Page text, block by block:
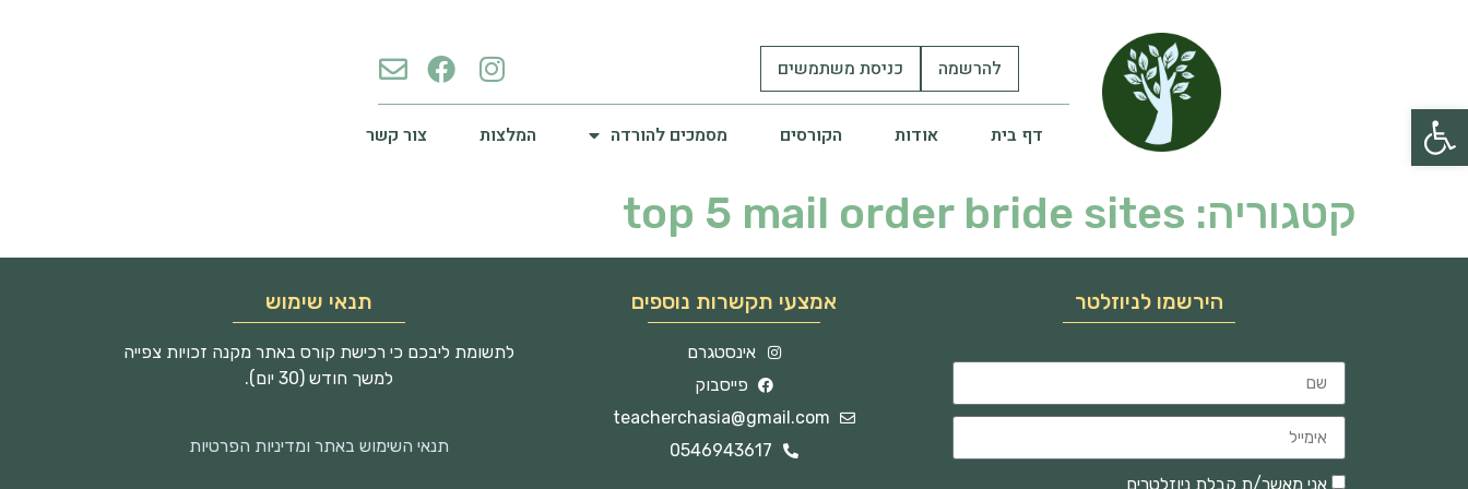
פתח סרגל נגישות
להרשמה כניסת משתמשים
דף בית אודות הקורסים מסמכים להורדה המלצות צור קשר
קטגוריה: top 5 mail order bride sites
הירשמו לניוזלטר
אני מאשר/ת קבלת ניוזלטרים
אמצעי תקשרות נוספים
אינסטגרם
פייסבוק
teacherchasia@gmail.com
0546943617
תנאי שימוש
לתשומת ליבכם כי רכישת קורס באתר מקנה זכויות צפייה
למשך חודש (30 יום).
תנאי השימוש באתר ומדיניות הפרטיות